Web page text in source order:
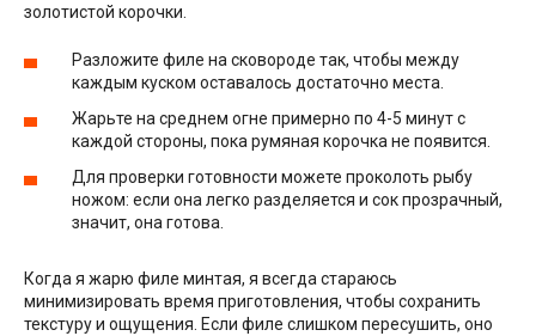
золотистой корочки.
Разложите филе на сковороде так, чтобы между
каждым куском оставалось достаточно места.
Жарьте на среднем огне примерно по 4-5 минут с
каждой стороны, пока румяная корочка не появится.
Для проверки готовности можете проколоть рыбу
ножом: если она легко разделяется и сок прозрачный,
значит, она готова.
Когда я жарю филе минтая, я всегда стараюсь
минимизировать время приготовления, чтобы сохранить
текстуру и ощущения. Если филе слишком пересушить, оно